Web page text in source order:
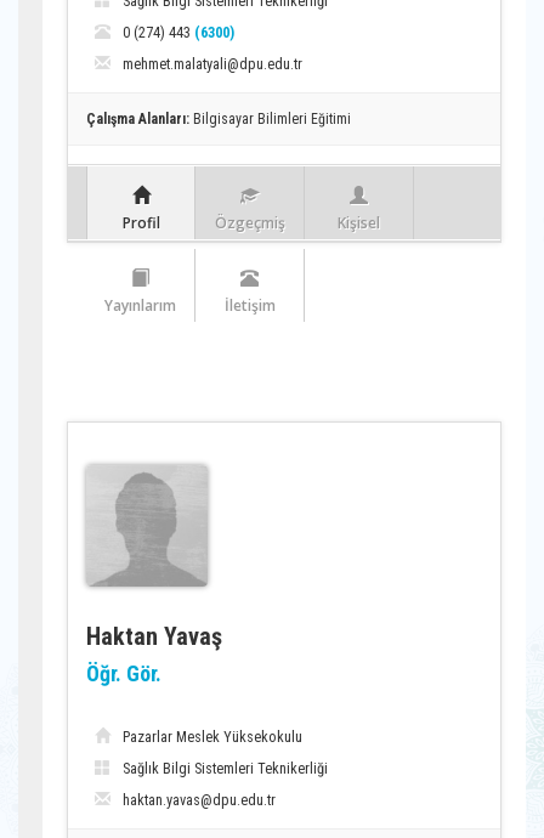
0 (274) 443 (6300)
mehmet.malatyali@dpu.edu.tr
Çalışma Alanları: Bilgisayar Bilimleri Eğitimi
Profil Özgeçmiş Kişisel
Yayınlarım İletişim
Haktan Yavaş
Öğr. Gör.
Pazarlar Meslek Yüksekokulu
Sağlık Bilgi Sistemleri Teknikerliği
haktan.yavas@dpu.edu.tr